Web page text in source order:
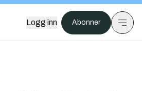
Logg inn Abonner